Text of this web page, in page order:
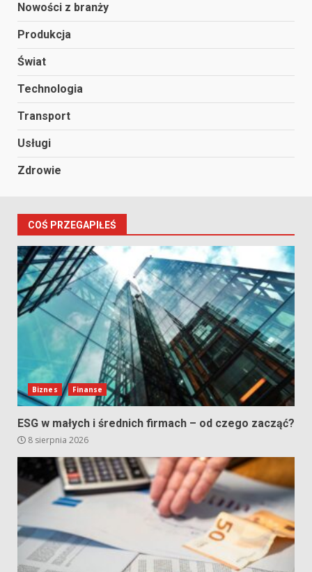
Nowości z branży
Produkcja
Świat
Technologia
Transport
Usługi
Zdrowie
COŚ PRZEGAPIŁEŚ
Biznes Finanse
ESG w małych i średnich firmach – od czego zacząć?
8 sierpnia 2026